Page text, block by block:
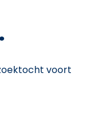
voort